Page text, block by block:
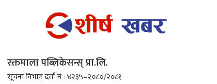
रक्तमाला पब्लिकेसन्स् प्रा.लि.
सूचना विभाग दर्ता नं : ४२३५–२०८०/२०८१